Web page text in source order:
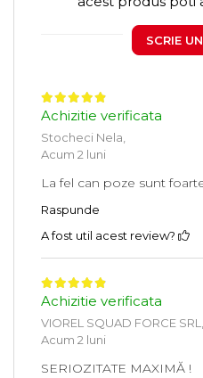
SCRIE
Achizitie verificata
Stocheci Nela,
Acum 2 luni
La fel can poze sunt
Raspunde
A fost util acest review?
Achizitie verificata
VIOREL SQUAD FORCE SRL,
Acum 2 luni
SERIOZITATE MAXIMĂ !